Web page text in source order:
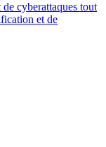
cyberattaques tout
et de